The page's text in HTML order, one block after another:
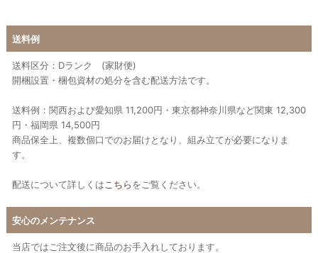
送料例
送料区分：Dランク (家財便)
開梱設置・梱包資材の処分を含む配送方法です。
送料例：関西および愛知県 11,200円・東京都神奈川県など関東 12,300
円・福岡県 14,500円
商品保全上、複数個口でのお届けとなり、組み立てが必要になりま
す。
配送について詳しくは こちらをご覧ください。
安心のメンテナンス
当店ではご注文後に商品のお手入れしております。